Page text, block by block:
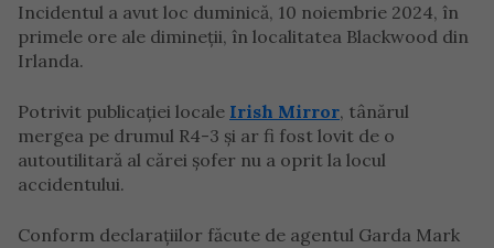
Incidentul a avut loc duminică, 10 noiembrie 2024, în
primele ore ale dimineții, în localitatea Blackwood din
Irlanda.
Potrivit publicației locale Irish Mirror, tânărul
mergea pe drumul R4-3 și ar fi fost lovit de o
autoutilitară al cărei șofer nu a oprit la locul
accidentului.
Conform declarațiilor făcute de agentul Garda Mark